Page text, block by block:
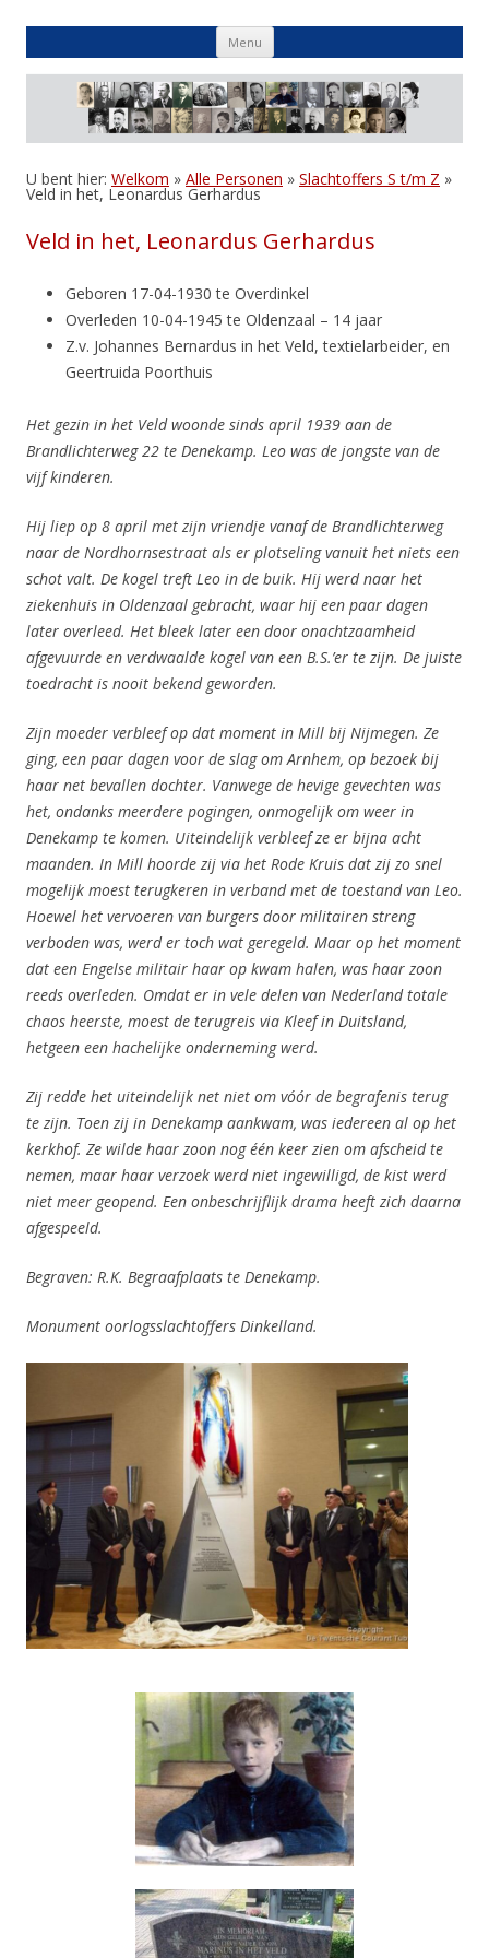
Menu Skip
content
U bent hier: Welkom » Alle Personen » Slachtoffers S t/m Z »
Veld in het, Leonardus Gerhardus
Veld in het, Leonardus Gerhardus
Geboren 17-04-1930 te Overdinkel
Overleden 10-04-1945 te Oldenzaal – 14 jaar
Z.v. Johannes Bernardus in het Veld, textielarbeider, en
Geertruida Poorthuis
Het gezin in het Veld woonde sinds april 1939 aan de
Brandlichterweg 22 te Denekamp. Leo was de jongste van de
vijf kinderen.
Hij liep op 8 april met zijn vriendje vanaf de Brandlichterweg
naar de Nordhornsestraat als er plotseling vanuit het niets een
schot valt. De kogel treft Leo in de buik. Hij werd naar het
ziekenhuis in Oldenzaal gebracht, waar hij een paar dagen
later overleed. Het bleek later een door onachtzaamheid
afgevuurde en verdwaalde kogel van een B.S.’er te zijn. De juiste
toedracht is nooit bekend geworden.
Zijn moeder verbleef op dat moment in Mill bij Nijmegen. Ze
ging, een paar dagen voor de slag om Arnhem, op bezoek bij
haar net bevallen dochter. Vanwege de hevige gevechten was
het, ondanks meerdere pogingen, onmogelijk om weer in
Denekamp te komen. Uiteindelijk verbleef ze er bijna acht
maanden. In Mill hoorde zij via het Rode Kruis dat zij zo snel
mogelijk moest terugkeren in verband met de toestand van Leo.
Hoewel het vervoeren van burgers door militairen streng
verboden was, werd er toch wat geregeld. Maar op het moment
dat een Engelse militair haar op kwam halen, was haar zoon
reeds overleden. Omdat er in vele delen van Nederland totale
chaos heerste, moest de terugreis via Kleef in Duitsland,
hetgeen een hachelijke onderneming werd.
Zij redde het uiteindelijk net niet om vóór de begrafenis terug
te zijn. Toen zij in Denekamp aankwam, was iedereen al op het
kerkhof. Ze wilde haar zoon nog één keer zien om afscheid te
nemen, maar haar verzoek werd niet ingewilligd, de kist werd
niet meer geopend. Een onbeschrijflijk drama heeft zich daarna
afgespeeld.
Begraven: R.K. Begraafplaats te Denekamp.
Monument oorlogsslachtoffers Dinkelland.